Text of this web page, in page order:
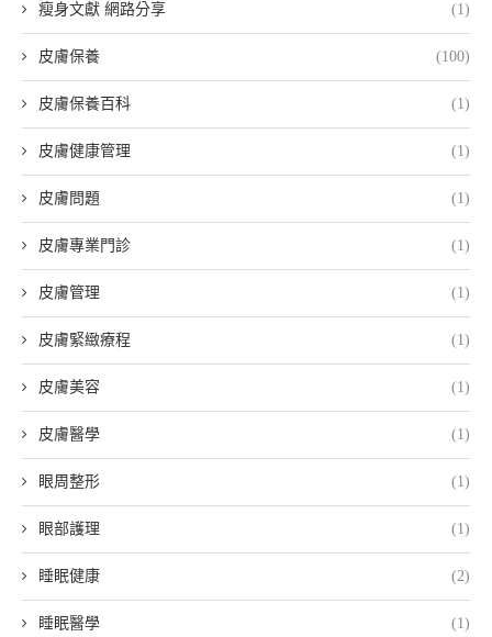
瘦身文獻 網路分享 (1)
皮膚保養 (100)
皮膚保養百科 (1)
皮膚健康管理 (1)
皮膚問題 (1)
皮膚專業門診 (1)
皮膚管理 (1)
皮膚緊緻療程 (1)
皮膚美容 (1)
皮膚醫學 (1)
眼周整形 (1)
眼部護理 (1)
睡眠健康 (2)
睡眠醫學 (1)